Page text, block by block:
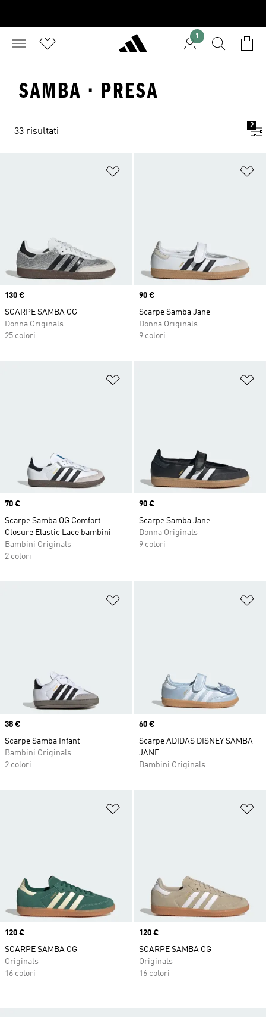
1
SAMBA · PRESA
33 risultati
2
Aggiungi alla lista dei desideri
Price
130 €
SCARPE SAMBA OG
Donna Originals
25 colori
Price
90 €
Scarpe Samba Jane
Donna Originals
9 colori
Aggiungi alla lista dei desideri
Price
70 €
Scarpe Samba OG Comfort
Closure Elastic Lace bambini
Bambini Originals
2 colori
Price
90 €
Scarpe Samba Jane
Donna Originals
9 colori
Aggiungi alla lista dei desideri
Price
38 €
Scarpe Samba Infant
Bambini Originals
2 colori
Price
60 €
Scarpe ADIDAS DISNEY SAMBA
JANE
Bambini Originals
Aggiungi alla lista dei desideri
Price
120 €
SCARPE SAMBA OG
Originals
16 colori
Price
120 €
SCARPE SAMBA OG
Originals
16 colori